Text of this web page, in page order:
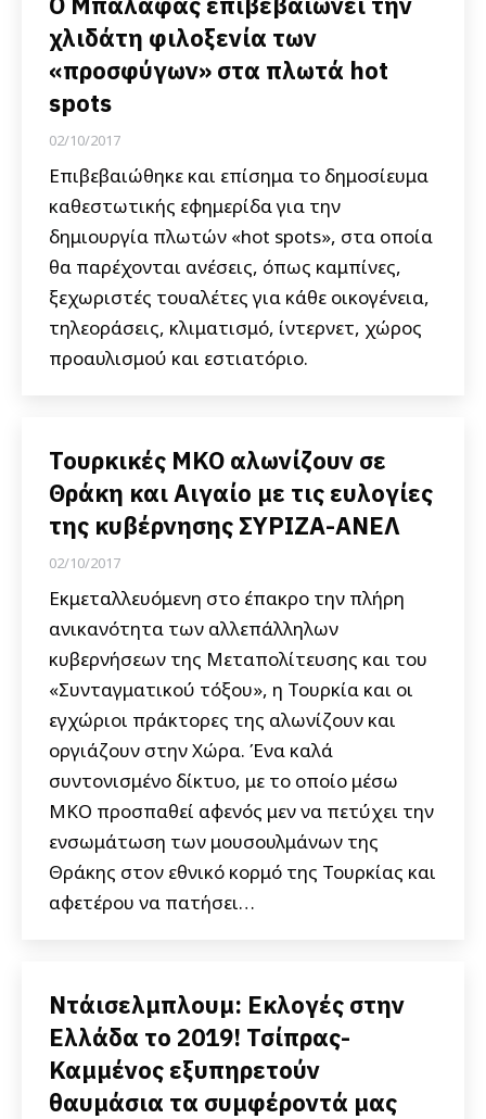
χλιδάτη φιλοξενία των
«προσφύγων» στα πλωτά hot
spots
02/10/2017
Επιβεβαιώθηκε και επίσημα το δημοσίευμα
καθεστωτικής εφημερίδα για την
δημιουργία πλωτών «hot spots», στα οποία
θα παρέχονται ανέσεις, όπως καμπίνες,
ξεχωριστές τουαλέτες για κάθε οικογένεια,
τηλεοράσεις, κλιματισμό, ίντερνετ, χώρος
προαυλισμού και εστιατόριο.
Τουρκικές ΜΚΟ αλωνίζουν σε
Θράκη και Αιγαίο με τις ευλογίες
της κυβέρνησης ΣΥΡΙΖΑ-ΑΝΕΛ
02/10/2017
Εκμεταλλευόμενη στο έπακρο την πλήρη
ανικανότητα των αλλεπάλληλων
κυβερνήσεων της Μεταπολίτευσης και του
«Συνταγματικού τόξου», η Τουρκία και οι
εγχώριοι πράκτορες της αλωνίζουν και
οργιάζουν στην Χώρα. Ένα καλά
συντονισμένο δίκτυο, με το οποίο μέσω
ΜΚΟ προσπαθεί αφενός μεν να πετύχει την
ενσωμάτωση των μουσουλμάνων της
Θράκης στον εθνικό κορμό της Τουρκίας και
αφετέρου να πατήσει…
Ντάισελμπλουμ: Εκλογές στην
Ελλάδα το 2019! Τσίπρας-
Καμμένος εξυπηρετούν
θαυμάσια τα συμφέροντά μας